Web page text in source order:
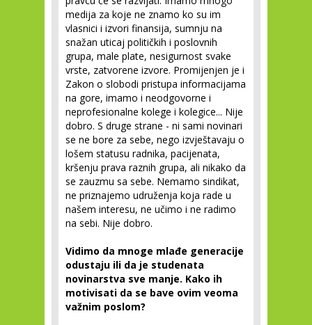
medija za koje ne znamo ko su im
vlasnici i izvori finansija, sumnju na
snažan uticaj političkih i poslovnih
grupa, male plate, nesigurnost svake
vrste, zatvorene izvore. Promijenjen je i
Zakon o slobodi pristupa informacijama
na gore, imamo i neodgovorne i
neprofesionalne kolege i kolegice... Nije
dobro. S druge strane - ni sami novinari
se ne bore za sebe, nego izvještavaju o
lošem statusu radnika, pacijenata,
kršenju prava raznih grupa, ali nikako da
se zauzmu sa sebe. Nemamo sindikat,
ne priznajemo udruženja koja rade u
našem interesu, ne učimo i ne radimo
na sebi. Nije dobro.
Vidimo da mnoge mlađe generacije
odustaju ili da je studenata
novinarstva sve manje. Kako ih
motivisati da se bave ovim veoma
važnim poslom?